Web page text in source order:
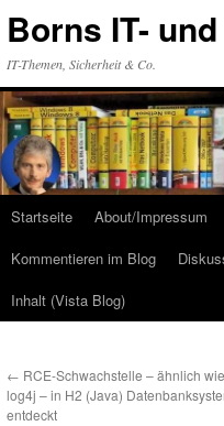
Inhalt
Borns IT-
IT-Themen, Sicherheit & Co.
Startseite About/Impressum
Kommentieren im Blog
Inhalt (Vista Blog)
← RCE-Schwachstelle – ähnlich wie
log4j – in H2 (Java)
entdeckt